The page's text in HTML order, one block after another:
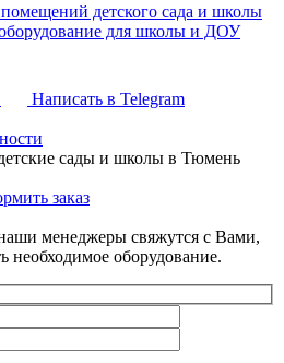
детского сада и школы
для школы и ДОУ
Написать в Telegram
сады и школы в Тюмень
заказ
менеджеры свяжутся с Вами,
оборудование.